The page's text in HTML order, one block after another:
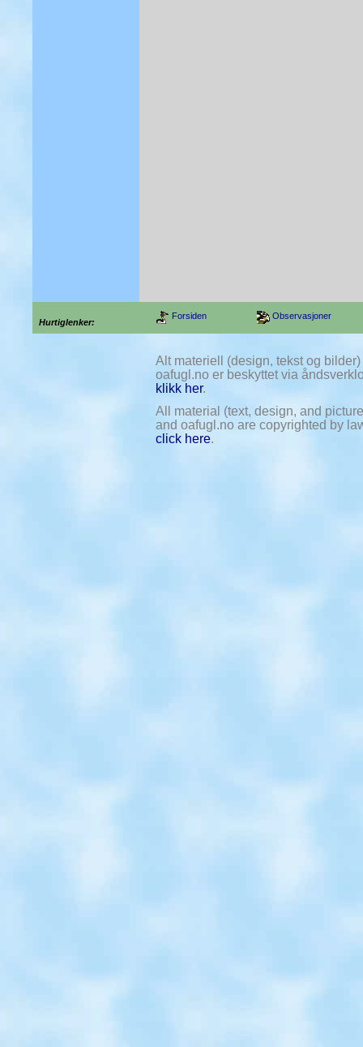
Hurtiglenker:
Forsiden Observasjoner
Alt materiell (design, tekst og
oafugl.no er beskyttet via
klikk her.
All material (text, design, and
and oafugl.no are copyrighted by
click here.